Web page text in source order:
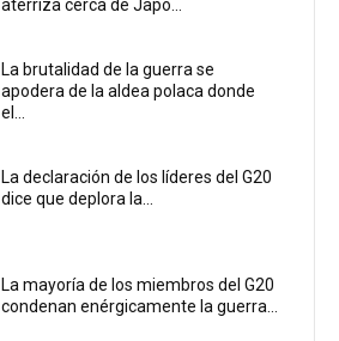
aterriza cerca de Japó...
La brutalidad de la guerra se
apodera de la aldea polaca donde
el...
La declaración de los líderes del G20
dice que deplora la...
La mayoría de los miembros del G20
condenan enérgicamente la guerra...